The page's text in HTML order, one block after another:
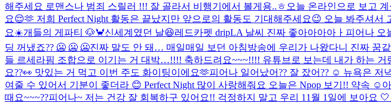
해주세요 로맨스나 범죄 스릴러 !!! 잘 골라서 비행기에서 볼게용..ㅎ 오늘 온라인으로 보고
요😌🫶 저희 Perfect Night 활동은 끝났지만 앞으로의 활동도 기대해주세요😉 오늘 봐주셔서
요☀️개들의 게파티 🐶🦀신세계였던 날😆레드카펫 dripLA 날씨 진짜 좋아아아아ㅏ 피어나 오
딩 꺼냈죠?? 🥶 🥶 🥶진짜 말도 안 돼… 매일매일 보던 아침방송에 우리가 나왔다니 진짜 꿈
들 르세라핌 조합으로 이기는 거 대박…!!!! 축하드려요~~~!!!! 유튜브로 보는데 내가 하는
요??👀 맛있는 거 먹고 이번 주도 화이팅이에요🫶피어나 일어났어?? 잘 잤어?? ☺️ 뉴욕은 저
여줄 수 있어서 기분이 좋더라 😊 Perfect Night 많이 사랑해줘요 오늘은 Npop 보기!! 약속 ☺️
때요~~~??피어나~ 저는 건강 잘 회복하구 있어요!! 걱정하지 말고 우리 11월 1일에 보아요